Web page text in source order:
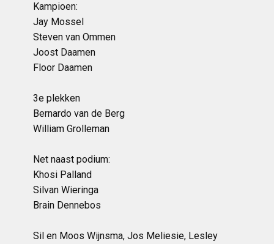
Kampioen:
Jay Mossel
Steven van Ommen
Joost Daamen
Floor Daamen
3e plekken
Bernardo van de Berg
William Grolleman
Net naast podium:
Khosi Palland
Silvan Wieringa
Brain Dennebos
Sil en Moos Wijnsma, Jos Meliesie, Lesley